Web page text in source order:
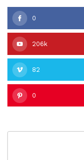
0
206k
82
0